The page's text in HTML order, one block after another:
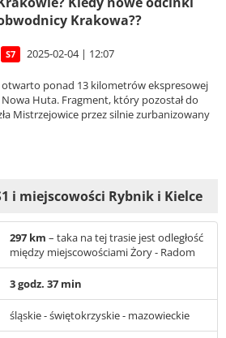
Krakowa??
S7 2025-02-04 | 12:07
otwarto ponad 13 kilometrów ekspresowej
Huta. Fragment, który pozostał do
Mistrzejowice przez silnie zurbanizowany
i miejscowości Rybnik i Kielce
297 km – taka na tej trasie jest odległość
między miejscowościami Żory - Radom
3 godz. 37 min
śląskie - świętokrzyskie - mazowieckie